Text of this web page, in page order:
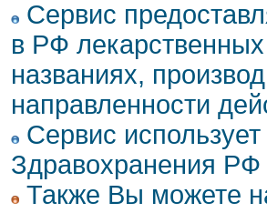
Сервис
в РФ
названиях,
направленности
Сервис
Здравохранения РФ
Также Вы можете